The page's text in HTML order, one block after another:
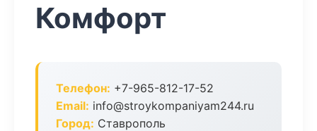
Комфорт
Телефон: +7-965-812-17-52
Email: info@stroykompaniyam244.ru
Город: Ставрополь